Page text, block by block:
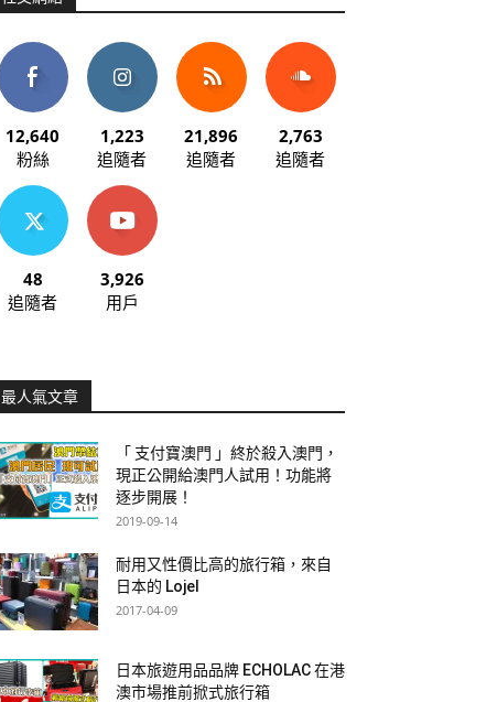
12,640
粉絲
1,223
追隨者
21,896
追隨者
2,763
追隨者
48
追隨者
3,926
用戶
最人氣文章
「 支付寶澳門 」終於殺入澳門，
現正公開給澳門人試用！功能將
逐步開展！
2019-09-14
耐用又性價比高的旅行箱，來自
日本的 Lojel
2017-04-09
日本旅遊用品品牌 ECHOLAC 在港
澳市場推前掀式旅行箱